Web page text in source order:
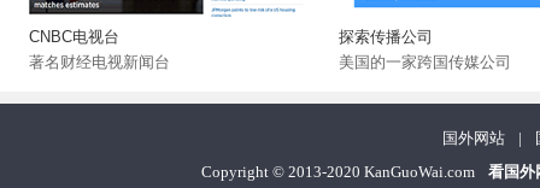
CNBC电视台
著名财经电视新闻台
探索传播公司
美国的一家跨国传媒公司
国外网站 |
Copyright ©2013-2020 KanGuoWai.com 看国外